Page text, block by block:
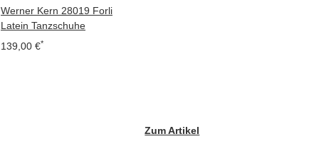
Werner Kern 28019 Forli
Latein Tanzschuhe
139,00 €*
Zum Artikel